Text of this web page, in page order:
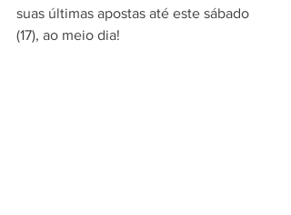
suas últimas apostas até este sábado
(17), ao meio dia!